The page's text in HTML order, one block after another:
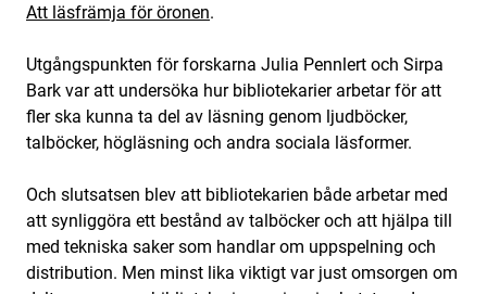
Att läsfrämja för öronen.
Utgångspunkten för forskarna Julia Pennlert och Sirpa
Bark var att undersöka hur bibliotekarier arbetar för att
fler ska kunna ta del av läsning genom ljudböcker,
talböcker, högläsning och andra sociala läsformer.
Och slutsatsen blev att bibliotekarien både arbetar med
att synliggöra ett bestånd av talböcker och att hjälpa till
med tekniska saker som handlar om uppspelning och
distribution. Men minst lika viktigt var just omsorgen om